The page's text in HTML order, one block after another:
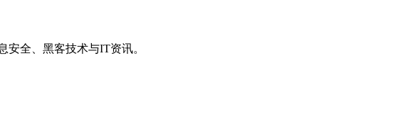
全、黑客技术与IT资讯。